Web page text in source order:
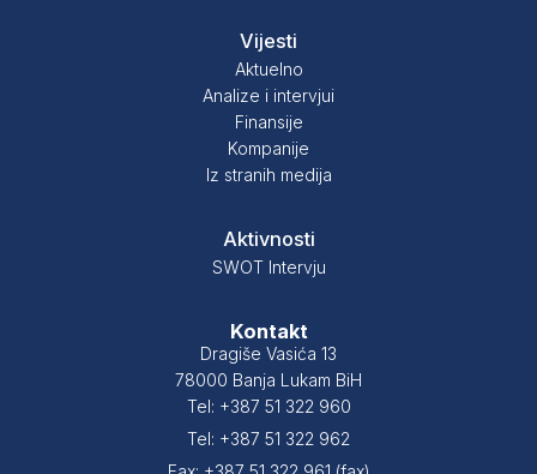
Vijesti
Aktuelno
Analize i intervjui
Finansije
Kompanije
Iz stranih medija
Aktivnosti
SWOT Intervju
Kontakt
Dragiše Vasića 13
78000 Banja Lukam BiH
Tel: +387 51 322 960
Tel: +387 51 322 962